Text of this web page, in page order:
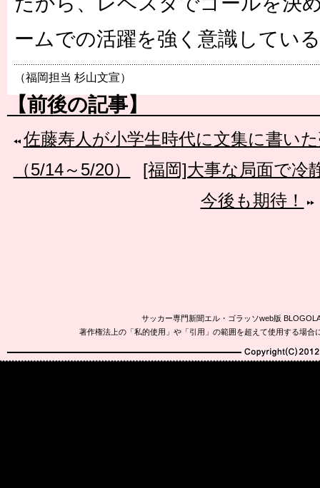
ームでの活躍を強く意識してい
（福岡担当 杉山文宣）
【前後の記事】
佐藤寿人が小学生時代に文集に書い
（5/14～5/20）
[福岡]大事な局面で冷
今後も期待！
サッカー専門新聞エル・ゴラッソweb版
著作権法上の「私的使用」や「引用」の範囲を超えて使用する場
Copyright(C)2010-